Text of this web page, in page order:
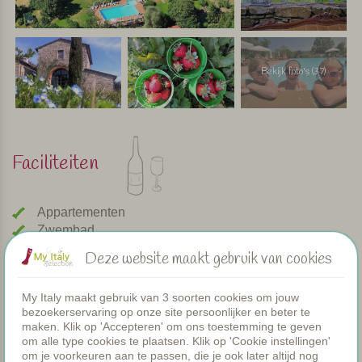
Bekijk foto's (37)
Faciliteiten
Appartementen
Zwembad
Restaurant
Kamers
Gezamenlijke diners
WIFI
Verwarmd zwembad
Deze website maakt gebruik van cookies
My Italy maakt gebruik van 3 soorten cookies om jouw
bezoekerservaring op onze site persoonlijker en beter te
maken. Klik op 'Accepteren' om ons toestemming te geven
om alle type cookies te plaatsen. Klik op 'Cookie instellingen'
om je voorkeuren aan te passen, die je ook later altijd nog